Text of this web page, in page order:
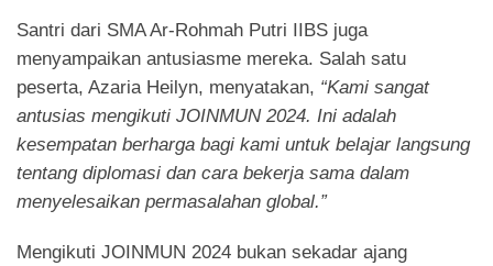
Santri dari SMA Ar-Rohmah Putri IIBS juga
menyampaikan antusiasme mereka. Salah satu
peserta, Azaria Heilyn, menyatakan, “Kami sangat
antusias mengikuti JOINMUN 2024. Ini adalah
kesempatan berharga bagi kami untuk belajar langsung
tentang diplomasi dan cara bekerja sama dalam
menyelesaikan permasalahan global.”
Mengikuti JOINMUN 2024 bukan sekadar ajang